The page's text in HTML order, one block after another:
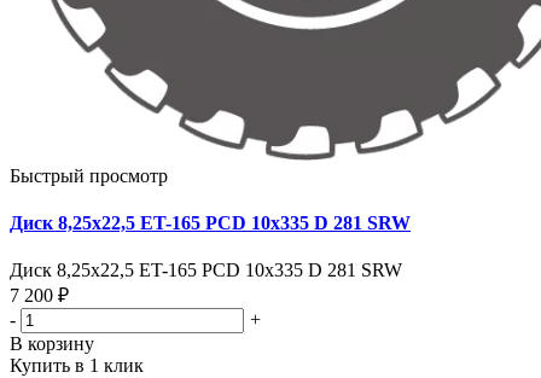
Быстрый просмотр
Диск 8,25х22,5 ET-165 PCD 10x335 D 281 SRW
Диск 8,25х22,5 ET-165 PCD 10x335 D 281 SRW
7 200 ₽
-
+
В корзину
Купить в 1 клик